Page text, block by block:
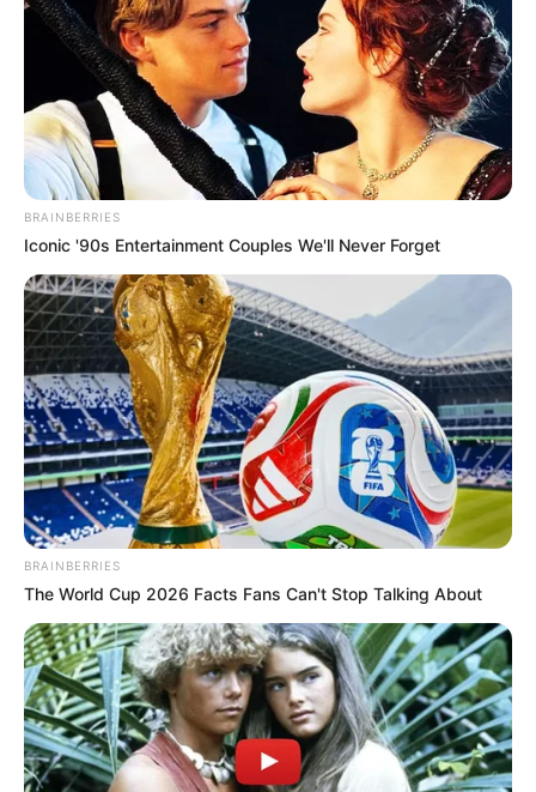
BRAINBERRIES
Iconic '90s Entertainment Couples We'll Never Forget
BRAINBERRIES
The World Cup 2026 Facts Fans Can't Stop Talking About